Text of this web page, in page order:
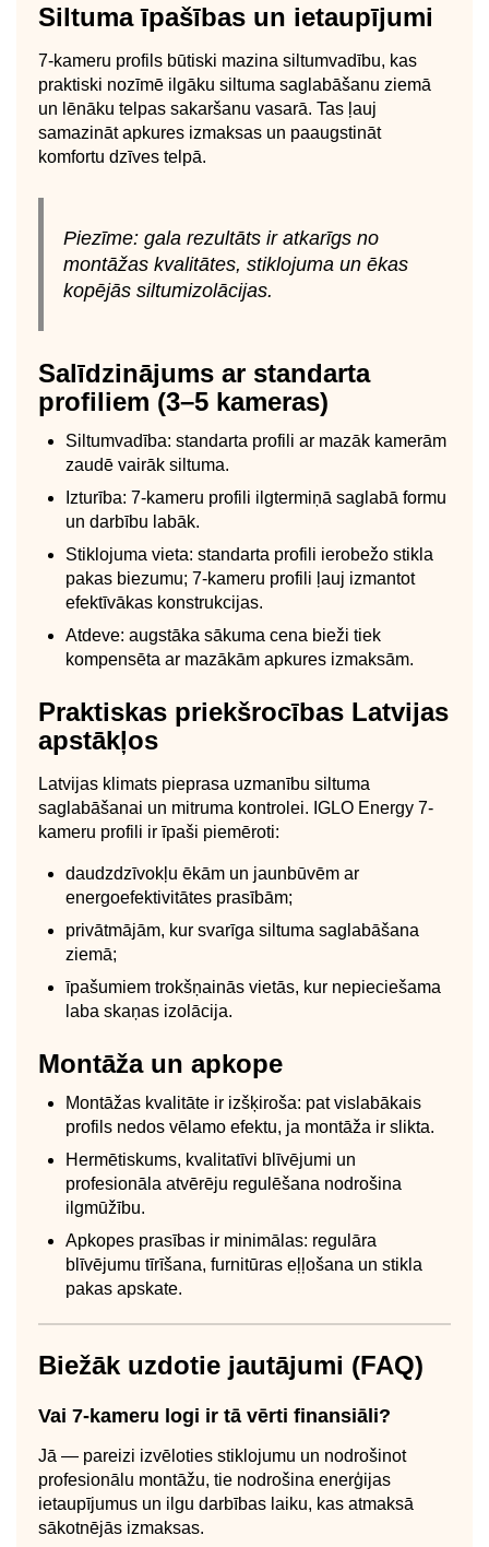
Siltuma īpašības un ietaupījumi
7-kameru profils būtiski mazina siltumvadību, kas
praktiski nozīmē ilgāku siltuma saglabāšanu ziemā
un lēnāku telpas sakaršanu vasarā. Tas ļauj
samazināt apkures izmaksas un paaugstināt
komfortu dzīves telpā.
Piezīme: gala rezultāts ir atkarīgs no
montāžas kvalitātes, stiklojuma un ēkas
kopējās siltumizolācijas.
Salīdzinājums ar standarta
profiliem (3–5 kameras)
Siltumvadība: standarta profili ar mazāk kamerām
zaudē vairāk siltuma.
Izturība: 7-kameru profili ilgtermiņā saglabā formu
un darbību labāk.
Stiklojuma vieta: standarta profili ierobežo stikla
pakas biezumu; 7-kameru profili ļauj izmantot
efektīvākas konstrukcijas.
Atdeve: augstāka sākuma cena bieži tiek
kompensēta ar mazākām apkures izmaksām.
Praktiskas priekšrocības Latvijas
apstākļos
Latvijas klimats pieprasa uzmanību siltuma
saglabāšanai un mitruma kontrolei. IGLO Energy 7-
kameru profili ir īpaši piemēroti:
daudzdzīvokļu ēkām un jaunbūvēm ar
energoefektivitātes prasībām;
privātmājām, kur svarīga siltuma saglabāšana
ziemā;
īpašumiem trokšņainās vietās, kur nepieciešama
laba skaņas izolācija.
Montāža un apkope
Montāžas kvalitāte ir izšķiroša: pat vislabākais
profils nedos vēlamo efektu, ja montāža ir slikta.
Hermētiskums, kvalitatīvi blīvējumi un
profesionāla atvērēju regulēšana nodrošina
ilgmūžību.
Apkopes prasības ir minimālas: regulāra
blīvējumu tīrīšana, furnitūras eļļošana un stikla
pakas apskate.
Biežāk uzdotie jautājumi (FAQ)
Vai 7-kameru logi ir tā vērti finansiāli?
Jā — pareizi izvēloties stiklojumu un nodrošinot
profesionālu montāžu, tie nodrošina enerģijas
ietaupījumus un ilgu darbības laiku, kas atmaksā
sākotnējās izmaksas.